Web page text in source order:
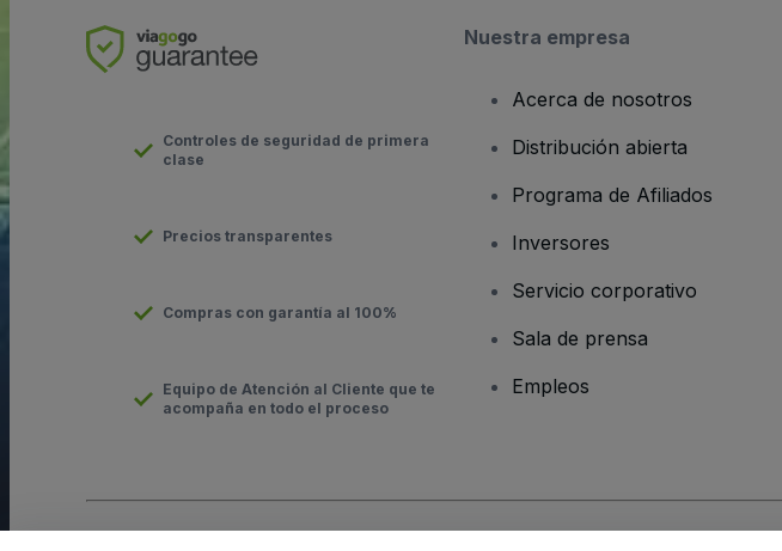
Controles de seguridad de primera
clase
Precios transparentes
Compras con garantía al 100%
Equipo de Atención al Cliente que te
acompaña en todo el proceso
Nuestra empresa
Acerca de nosotros
Distribución abierta
Programa de Afiliados
Inversores
Servicio corporativo
Sala de prensa
Empleos